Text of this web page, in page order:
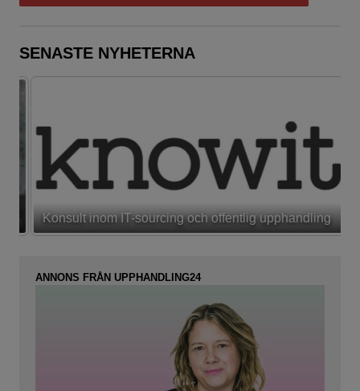
SENASTE NYHETERNA
Konsult inom IT-sourcing och offentlig upphandling
ANNONS FRÅN UPPHANDLING24